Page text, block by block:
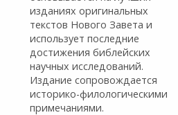
изданиях оригинальных
текстов Нового Завета и
использует последние
достижения библейских
научных исследований.
Издание сопровождается
историко-филологическими
примечаниями.